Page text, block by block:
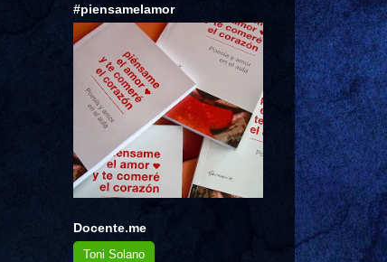
#piensamelamor
Docente.me
Toni Solano